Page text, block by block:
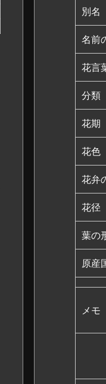
別名
名前
花言
分類
花期
花色
花弁
花径
葉の
原産
メモ